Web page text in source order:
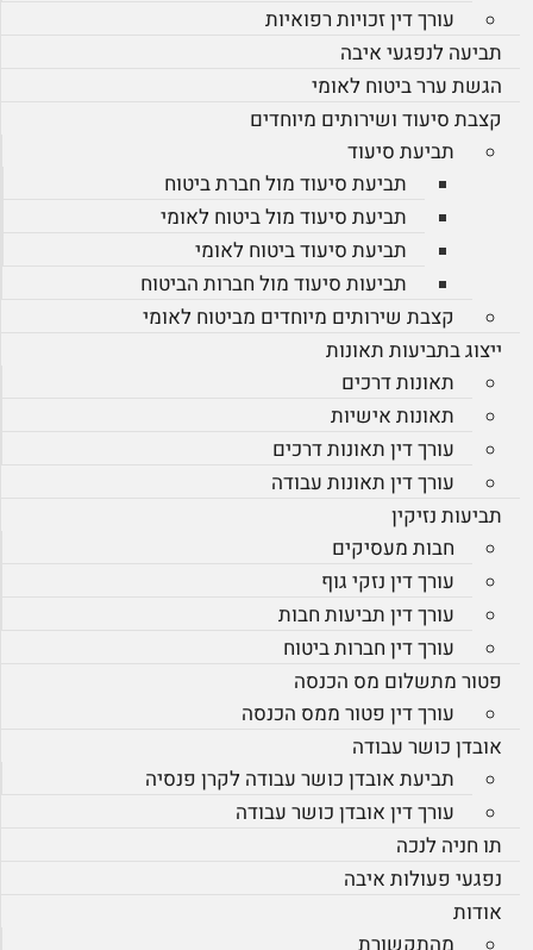
עורך דין זכויות רפואיות
תביעה לנפגעי איבה
הגשת ערר ביטוח לאומי
קצבת סיעוד ושירותים מיוחדים
תביעת סיעוד
תביעת סיעוד מול חברת ביטוח
תביעת סיעוד מול ביטוח לאומי
תביעת סיעוד ביטוח לאומי
תביעות סיעוד מול חברות הביטוח
קצבת שירותים מיוחדים מביטוח לאומי
ייצוג בתביעות תאונות
תאונות דרכים
תאונות אישיות
עורך דין תאונות דרכים
עורך דין תאונות עבודה
תביעות נזיקין
חבות מעסיקים
עורך דין נזקי גוף
עורך דין תביעות חבות
עורך דין חברות ביטוח
פטור מתשלום מס הכנסה
עורך דין פטור ממס הכנסה
אובדן כושר עבודה
תביעת אובדן כושר עבודה לקרן פנסיה
עורך דין אובדן כושר עבודה
תו חניה לנכה
נפגעי פעולות איבה
אודות